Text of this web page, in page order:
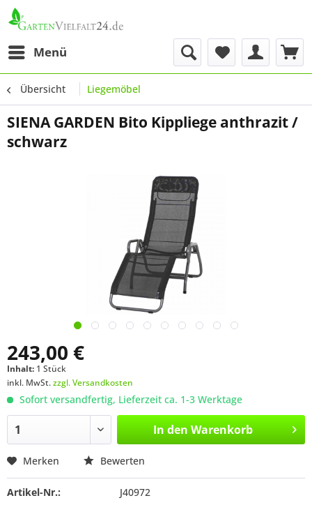
Menü
Übersicht Liegemöbel
SIENA GARDEN Bito Kippliege anthrazit /
schwarz
243,00 €
Inhalt: 1 Stück
inkl. MwSt.zzgl. Versandkosten
Sofort versandfertig, Lieferzeit ca. 1-3 Werktage
In den Warenkorb
Merken Bewerten
Artikel-Nr.: J40972